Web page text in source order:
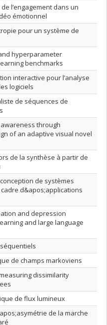
l’engagement dans un
émotionnel
pour un système de
hyperparameter
benchmarks
interactive pour l’analyse
logiciels
de séquences de
through
of an adaptive visual novel
de la synthèse à partir de
de systèmes
d&apos;applications
and depression
and large language
de champs markoviens
dissimilarity
de flux lumineux
de la marche